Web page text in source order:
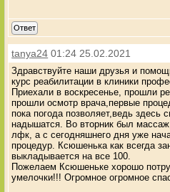
Ответ
tanya24 01:24 25.02.2021
Здравствуйте наши друзья и
курс реабилитации в клиники
Приехали в воскресенье, прошли
прошли осмотр врача,первые
пока погода позволяет,ведь здесь
надышатся. Во вторник был
лфк, а с сегодняшнего дня уже
процедур. Ксюшенька как всегда
выкладывается на все 100.
Пожелаем Ксюшеньке хорошо
умелочки!!! Огромное огромное